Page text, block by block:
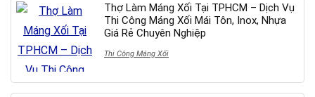
Thợ Làm Máng Xối Tại TPHCM – Dịch Vụ
Thi Công Máng Xối Mái Tôn, Inox, Nhựa
Giá Rẻ Chuyên Nghiệp
Thi Công Máng Xối